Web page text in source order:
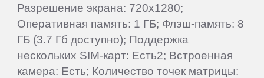
Разрешение экрана: 720x1280;
Оперативная память: 1 ГБ; Флэш-память: 8
ГБ (3.7 Гб доступно); Поддержка
нескольких SIM-карт: Есть2; Встроенная
камера: Есть; Количество точек матрицы:
Perfeo
PiPO